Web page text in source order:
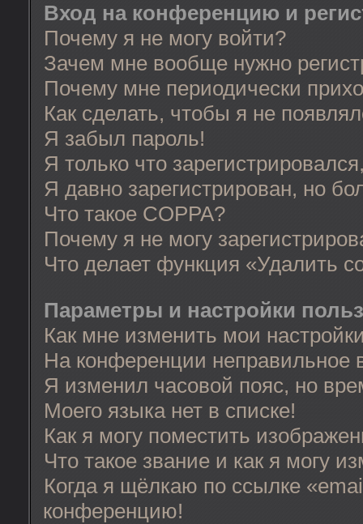
Вход на конференцию и
Почему я не могу войти?
Зачем мне вообще нужно
Почему мне периодически
Как сделать, чтобы я не
Я забыл пароль!
Я только что
Я давно зарегистрирован, но
Что такое COPPA?
Почему я не могу
Что делает функция «Удалить
Параметры и настройки
Как мне изменить мои
На конференции неправильное
Я изменил часовой пояс, но
Моего языка нет в списке!
Как я могу поместить
Что такое звание и как я могу
Когда я щёлкаю по ссылке
конференцию!